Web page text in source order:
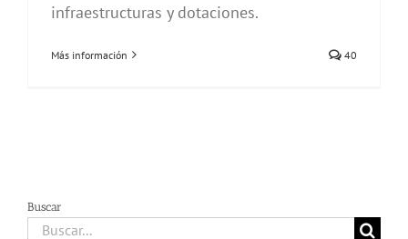
infraestructuras y dotaciones.
Más información 40
Buscar
Buscar: